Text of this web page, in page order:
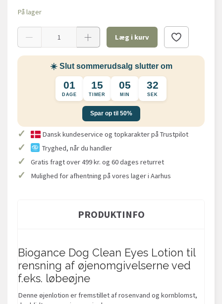
På lager
Læg i kurv
☀️ Slut sommerudsalg slutter om
01
DAGE
15
TIMER
05
MIN
31
SEK
Spar op til 50%
✓ Dansk kundeservice og topkarakter på Trustpilot
✓ Tryghed, når du handler
✓ Gratis fragt over 499 kr. og 60 dages returret
✓ Mulighed for afhentning på vores lager i Aarhus
PRODUKTINFO
Biogance Dog Clean Eyes Lotion til
rensning af øjenomgivelserne ved
f.eks. løbeøjne
Denne øjenlotion er fremstillet af rosenvand og kornblomst,